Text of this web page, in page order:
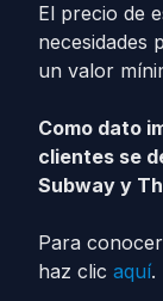
El precio de
necesidades
un valor
Como dato
clientes se
Subway y
Para
haz clic aquí.